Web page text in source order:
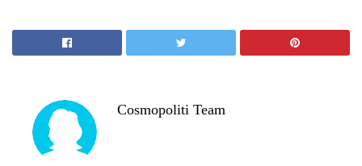
Cosmopoliti Team